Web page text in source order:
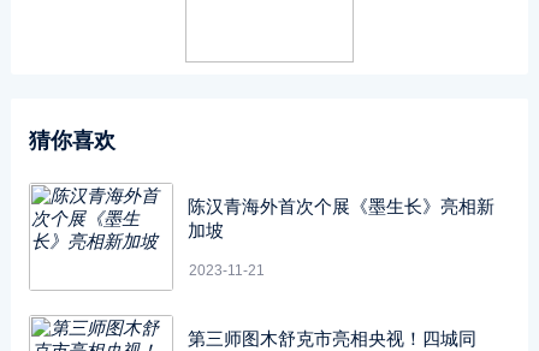
猜你喜欢
陈汉青海外首次个展《墨生长》亮相新
加坡
2023-11-21
第三师图木舒克市亮相央视！四城同